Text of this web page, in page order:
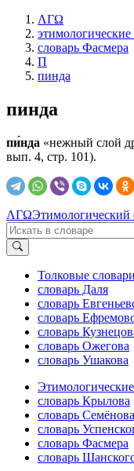
ΛΓΩ
этимологические
словарь Фасмера
П
пинда
пинда
пи́нда «нежный слой
вып. 4, стр. 101).
ΛΓΩЭтимологический
Толковые словари
словарь Даля
словарь
словарь
словарь
словарь Ожегова
словарь Ушакова
словарь Крылова
словарь Семёнова
словарь
словарь Фасмера
словарь